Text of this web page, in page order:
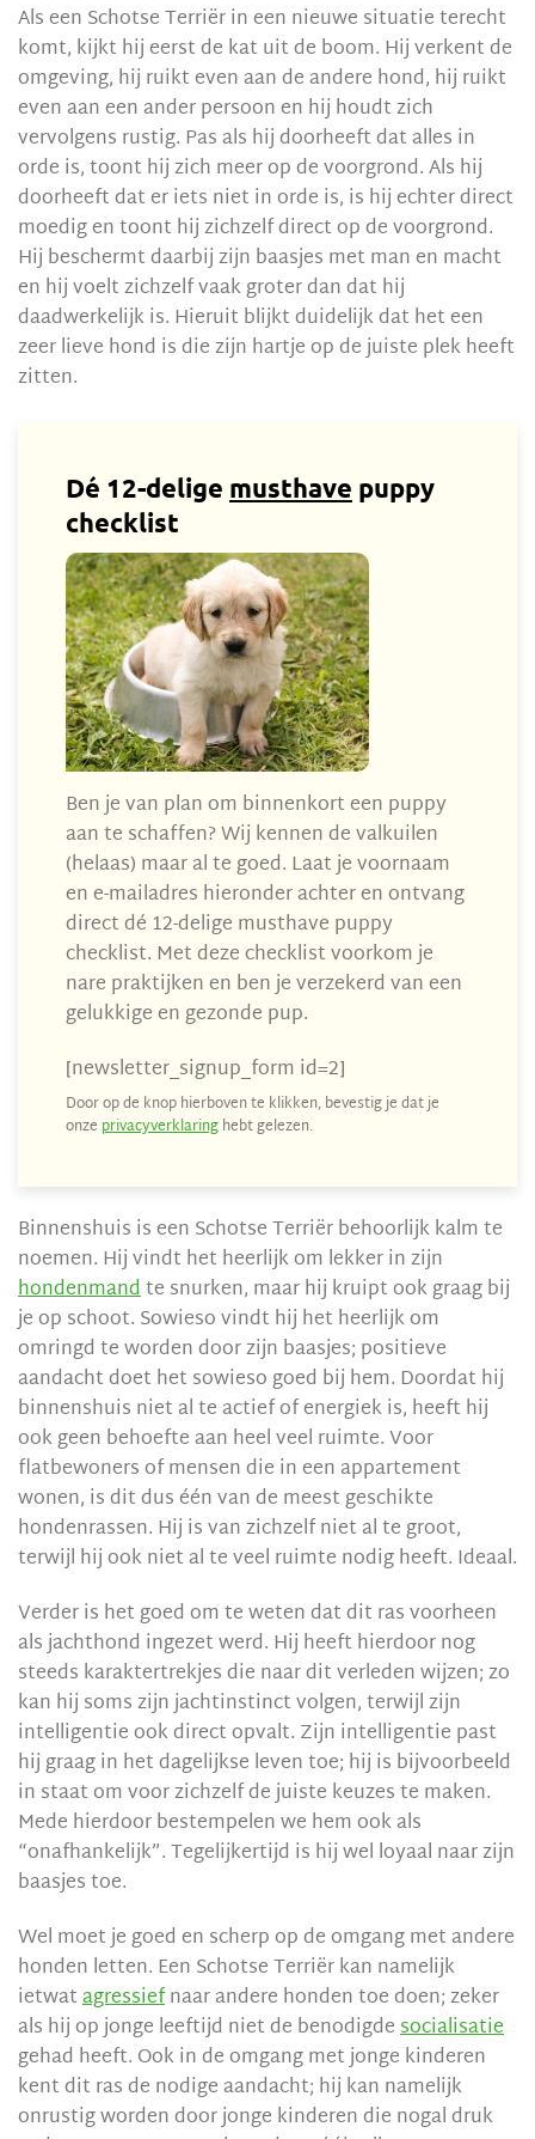
Als een Schotse Terriër in een nieuwe situatie terecht
komt, kijkt hij eerst de kat uit de boom. Hij verkent de
omgeving, hij ruikt even aan de andere hond, hij ruikt
even aan een ander persoon en hij houdt zich
vervolgens rustig. Pas als hij doorheeft dat alles in
orde is, toont hij zich meer op de voorgrond. Als hij
doorheeft dat er iets niet in orde is, is hij echter direct
moedig en toont hij zichzelf direct op de voorgrond.
Hij beschermt daarbij zijn baasjes met man en macht
en hij voelt zichzelf vaak groter dan dat hij
daadwerkelijk is. Hieruit blijkt duidelijk dat het een
zeer lieve hond is die zijn hartje op de juiste plek heeft
zitten.
Dé 12-delige musthave puppy
checklist
Ben je van plan om binnenkort een puppy
aan te schaffen? Wij kennen de valkuilen
(helaas) maar al te goed. Laat je voornaam
en e-mailadres hieronder achter en ontvang
direct dé 12-delige musthave puppy
checklist. Met deze checklist voorkom je
nare praktijken en ben je verzekerd van een
gelukkige en gezonde pup.
[newsletter_signup_form id=2]
Door op de knop hierboven te klikken, bevestig je dat je
onze privacyverklaringhebt gelezen.
Binnenshuis is een Schotse Terriër behoorlijk kalm te
noemen. Hij vindt het heerlijk om lekker in zijn
hondenmandte snurken, maar hij kruipt ook graag bij
je op schoot. Sowieso vindt hij het heerlijk om
omringd te worden door zijn baasjes; positieve
aandacht doet het sowieso goed bij hem. Doordat hij
binnenshuis niet al te actief of energiek is, heeft hij
ook geen behoefte aan heel veel ruimte. Voor
flatbewoners of mensen die in een appartement
wonen, is dit dus één van de meest geschikte
hondenrassen. Hij is van zichzelf niet al te groot,
terwijl hij ook niet al te veel ruimte nodig heeft. Ideaal.
Verder is het goed om te weten dat dit ras voorheen
als jachthond ingezet werd. Hij heeft hierdoor nog
steeds karaktertrekjes die naar dit verleden wijzen; zo
kan hij soms zijn jachtinstinct volgen, terwijl zijn
intelligentie ook direct opvalt. Zijn intelligentie past
hij graag in het dagelijkse leven toe; hij is bijvoorbeeld
in staat om voor zichzelf de juiste keuzes te maken.
Mede hierdoor bestempelen we hem ook als
“onafhankelijk”. Tegelijkertijd is hij wel loyaal naar zijn
baasjes toe.
Wel moet je goed en scherp op de omgang met andere
honden letten. Een Schotse Terriër kan namelijk
ietwatagressiefnaar andere honden toe doen; zeker
als hij op jonge leeftijd niet de benodigdesocialisatie
gehad heeft. Ook in de omgang met jonge kinderen
kent dit ras de nodige aandacht; hij kan namelijk
onrustig worden door jonge kinderen die nogal druk